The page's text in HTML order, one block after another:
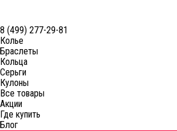
8 (499) 277-29-81
Колье
Браслеты
Кольца
Серьги
Кулоны
Все товары
Акции
Где купить
Блог